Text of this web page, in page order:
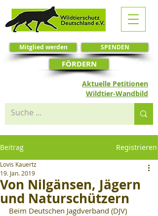
SPENDEN
Mitglied werden
Aktuelle Petitionen
FÖRDERN
Wildtier-Wandbild
Beitrag Registrieren
Von Nilgänsen, Jägern
und Naturschützern
Lovis Kauertz
19. Jan. 2019
Beim Deutschen Jagdverband (DJV)